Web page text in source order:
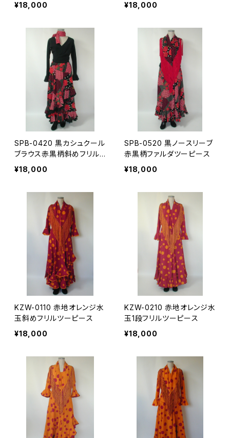
¥18,000
¥18,000
SPB-0420 黒カシュクール
ブラウス赤黒柄斜めフリル
ファルダツーピース
¥18,000
SPB-0520 黒ノースリーブ
赤黒柄ファルダツーピース
¥18,000
KZW-0110 赤地オレンジ水
玉斜めフリルツーピース
¥18,000
KZW-0210 赤地オレンジ水
玉1段フリルツーピース
¥18,000